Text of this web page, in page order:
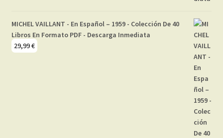
MICHEL VAILLANT - En Español – 1959 - Colección De 40
Libros En Formato PDF - Descarga Inmediata
29,99€